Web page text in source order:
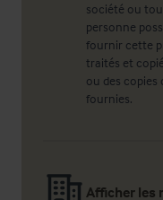
société ou
personne
fournir cette
traités et
ou des
fournies.
Afficher les